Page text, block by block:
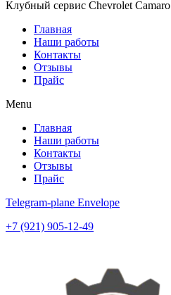
Клубный сервис Chevrolet Camaro
Главная
Наши работы
Контакты
Отзывы
Прайс
Menu
Главная
Наши работы
Контакты
Отзывы
Прайс
Telegram-plane Envelope
+7 (921) 905-12-49